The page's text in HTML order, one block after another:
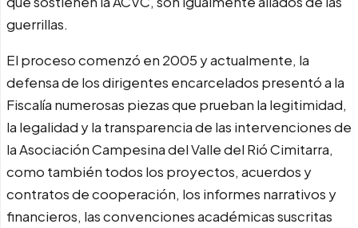
guerrillas.
El proceso comenzó en 2005 y actualmente, la
defensa de los dirigentes encarcelados presentó a la
Fiscalía numerosas piezas que prueban la legitimidad,
la legalidad y la transparencia de las intervenciones de
la Asociación Campesina del Valle del Rió Cimitarra,
como también todos los proyectos, acuerdos y
contratos de cooperación, los informes narrativos y
financieros, las convenciones académicas suscritas